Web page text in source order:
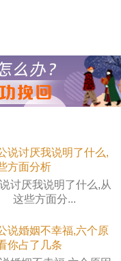
讨厌我说明了什么,从
这些方面分...